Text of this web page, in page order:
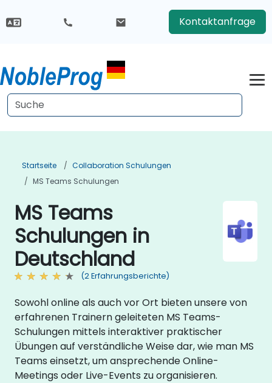
Kontaktanfrage
Startseite
Collaboration Schulungen
MS Teams Schulungen
MS Teams
Schulungen in
Deutschland
(2 Erfahrungsberichte)
Sowohl online als auch vor Ort bieten unsere von
erfahrenen Trainern geleiteten MS Teams-
Schulungen mittels interaktiver praktischer
Übungen auf verständliche Weise dar, wie man MS
Teams einsetzt, um ansprechende Online-
Meetings oder Live-Events zu organisieren.